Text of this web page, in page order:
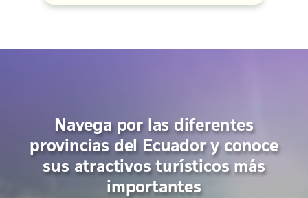
Navega por las diferentes
provincias del Ecuador y conoce
sus atractivos turísticos más
importantes